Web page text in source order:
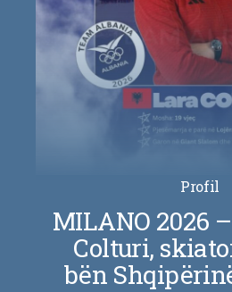
Profil
MILANO 2026
Colturi,
bën